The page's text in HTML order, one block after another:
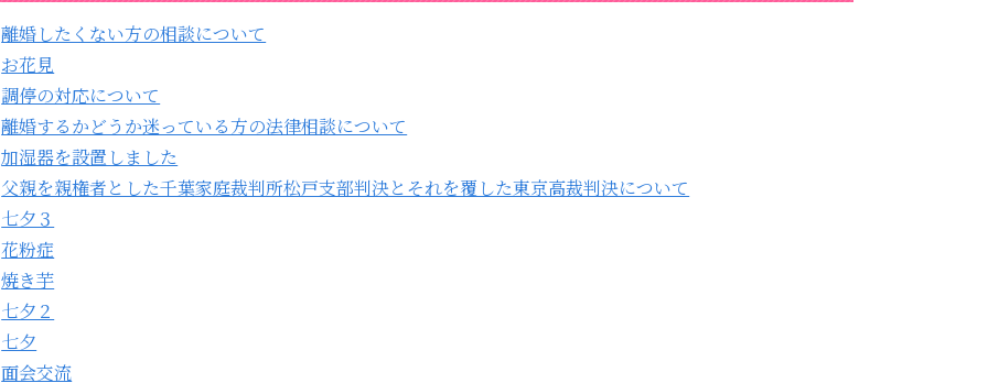
離婚したくない方の相談について
お花見
調停の対応について
離婚するかどうか迷っている方の法律相談について
加湿器を設置しました
父親を親権者とした千葉家庭裁判所松戸支部判決とそれを覆した東京高裁判決について
七夕３
花粉症
焼き芋
七夕２
七夕
面会交流